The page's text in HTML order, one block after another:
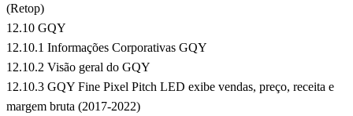
(Retop)
12.10 GQY
12.10.1 Informações Corporativas GQY
12.10.2 Visão geral do GQY
12.10.3 GQY Fine Pixel Pitch LED exibe vendas, preço, receita e
margem bruta (2017-2022)